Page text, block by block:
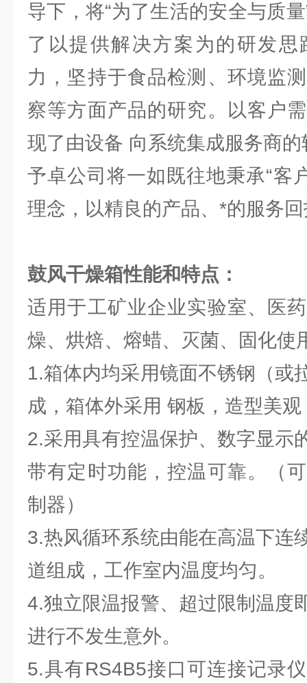
导下，将“为了生活的安全与质
了以提供解决方案为的研发
力，坚持于食品检测、环境监
察等方面产品的研究。以客户
现了由设备 向系统集成服务商的
予卓公司将一如既往地秉承“客
理念，以精良的产品、*的服务
鼓风干燥箱性能和特点：
适用于工矿业企业实验室、医
燥、烘焙、熔蜡、灭菌、固化使
1.箱体内均采用镜面不锈钢（或
成，箱体外采用 钢板，造型美
2.采用具有控温保护、数字显示
带有定时功能，控温可靠。（
制器）
3.热风循环系统由能在高温下连
道组成，工作室内温度均匀。
4.独立限温报警、超过限制温度
进行不发生意外。
5.具有RS4B5接口可连接记录